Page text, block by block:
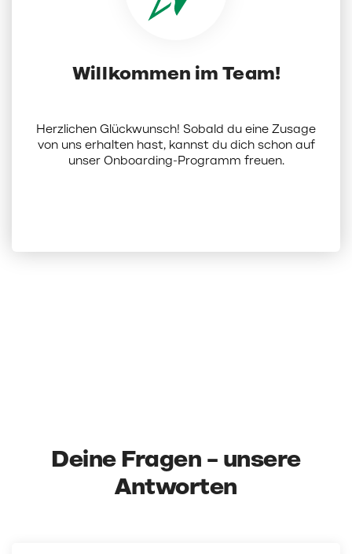
Willkommen im Team!
Herzlichen Glückwunsch! Sobald du eine Zusage
von uns erhalten hast, kannst du dich schon auf
unser Onboarding-Programm freuen.
Deine Fragen – unsere
Antworten